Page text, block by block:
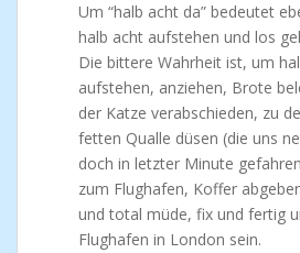
Um “halb acht da” bedeutet
halb acht aufstehen und los
Die bittere Wahrheit ist, um
aufstehen, anziehen, Brote
der Katze verabschieden, zu
fetten Qualle düsen (die uns
doch in letzter Minute
zum Flughafen, Koffer
und total müde, fix und fertig
Flughafen in London sein.